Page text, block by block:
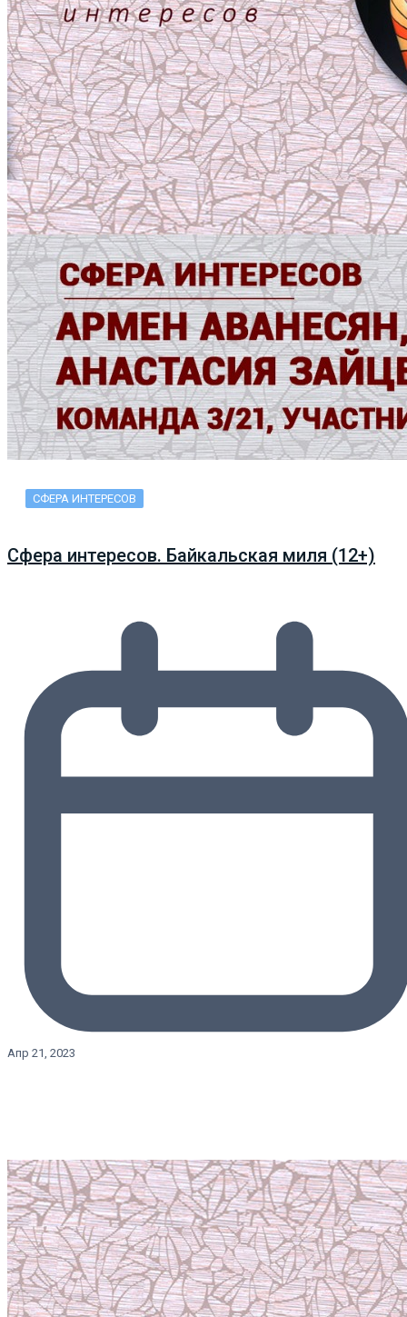
СФЕРА ИНТЕРЕСОВ
Сфера интересов. Байкальская миля (12+)
Апр 21, 2023